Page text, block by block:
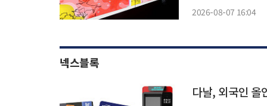
2026-08-07 16:04
넥스블록
다날, 외국인 올